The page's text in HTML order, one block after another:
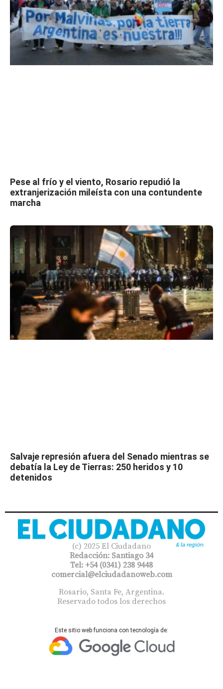
Pese al frío y el viento, Rosario repudió la
extranjerización mileísta con una contundente
marcha
Salvaje represión afuera del Senado mientras se
debatía la Ley de Tierras: 250 heridos y 10
detenidos
(c) 2025 El Ciudadano
Redacción: Santiago 34
Tel: +54 (0341) 238 9448
comercial@elciudadanoweb.com​
Rosario, Santa Fe, Argentina.
Reservado todos los derechos
Este sitio web funciona con tecnología de: